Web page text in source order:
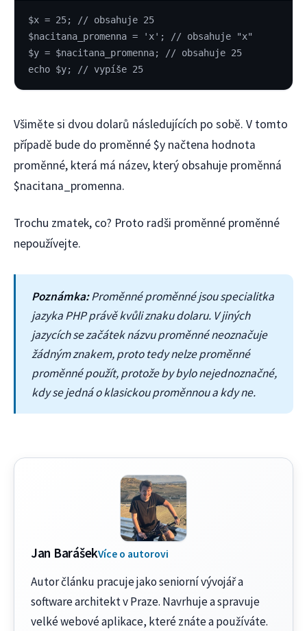
$x = 25; // obsahuje 25
$nacitana_promenna = 'x'; // obsahuje "x"
$y = $nacitana_promenna; // obsahuje 25
echo $y; // vypíše 25
Všiměte si dvou dolarů následujících po sobě. V tomto
případě bude do proměnné $y načtena hodnota
proměnné, která má název, který obsahuje proměnná
$nacitana_promenna.
Trochu zmatek, co? Proto radši proměnné proměnné
nepoužívejte.
Poznámka:Proměnné proměnné jsou specialitka
jazyka PHP právě kvůli znaku dolaru. V jiných
jazycích se začátek názvu proměnné neoznačuje
žádným znakem, proto tedy nelze proměnné
proměnné použít, protože by bylo nejednoznačné,
kdy se jedná o klasickou proměnnou a kdy ne.
Jan BarášekVíce o autorovi
Autor článku pracuje jako seniorní vývojář a
software architekt v Praze. Navrhuje a spravuje
velké webové aplikace, které znáte a používáte.